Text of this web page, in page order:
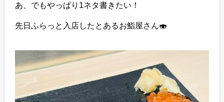
あ、でもやっぱり1ネタ書きたい！
先日ふらっと入店したとあるお鮨屋さん🍣